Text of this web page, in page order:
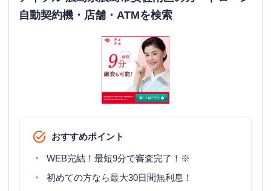
自動契約機・店舗・ATMを検索
おすすめポイント
WEB完結！最短9分で審査完了！※
初めての方なら最大30日間無利息！